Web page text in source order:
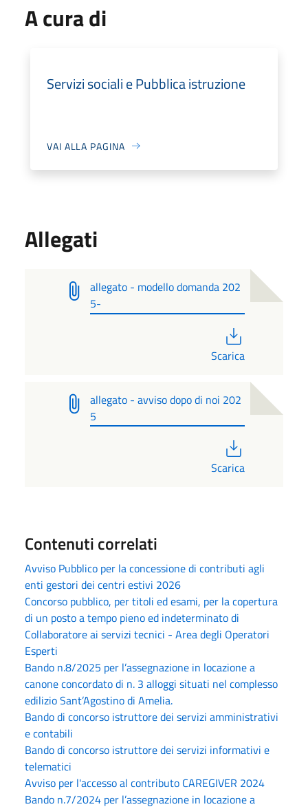
A cura di
Servizi sociali e Pubblica istruzione
VAI ALLA PAGINA
Allegati
allegato - modello domanda 202
5-
Scarica
allegato - avviso dopo di noi 202
5
Scarica
Contenuti correlati
Avviso Pubblico per la concessione di contributi agli
enti gestori dei centri estivi 2026
Concorso pubblico, per titoli ed esami, per la copertura
di un posto a tempo pieno ed indeterminato di
Collaboratore ai servizi tecnici - Area degli Operatori
Esperti
Bando n.8/2025 per l’assegnazione in locazione a
canone concordato di n. 3 alloggi situati nel complesso
edilizio Sant’Agostino di Amelia.
Bando di concorso istruttore dei servizi amministrativi
e contabili
Bando di concorso istruttore dei servizi informativi e
telematici
Avviso per l'accesso al contributo CAREGIVER 2024
Bando n.7/2024 per l’assegnazione in locazione a